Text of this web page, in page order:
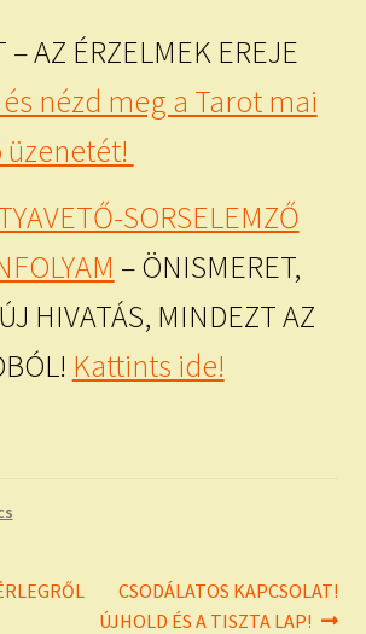
– AZ ÉRZELMEK EREJE
nézd meg a Tarot mai
SORSELEMZŐ
– ÖNISMERET,
HIVATÁS, MINDEZT AZ
Kattints ide!
Next
post:
CSODÁLATOS KAPCSOLAT!
ÚJHOLD ÉS A TISZTA LAP!